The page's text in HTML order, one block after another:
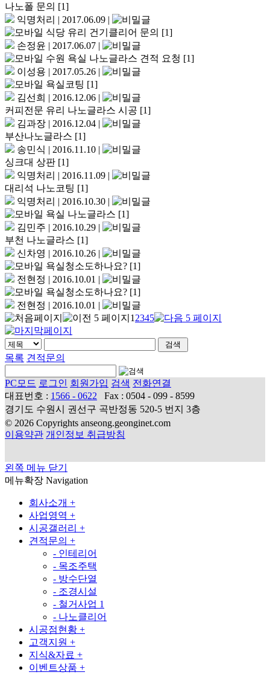
나노폴 문의 [1]
익명처리 | 2017.06.09 |
식당 유리 건기클리어 문의 [1]
손정윤 | 2017.06.07 |
수원 욕실 나노글라스 견적 요청 [1]
이성용 | 2017.05.26 |
욕실코팅 [1]
김선희 | 2016.12.06 |
커피전문 유리 나노글라스 시공 [1]
김과장 | 2016.12.04 |
부산나노글라스 [1]
송민식 | 2016.11.10 |
싱크대 상판 [1]
익명처리 | 2016.11.09 |
대리석 나노코팅 [1]
익명처리 | 2016.10.30 |
욕실 나노글라스 [1]
김민주 | 2016.10.29 |
부천 나노글라스 [1]
신차영 | 2016.10.26 |
욕실청소도하나요? [1]
전현정 | 2016.10.01 |
욕실청소도하나요? [1]
전현정 | 2016.10.01 |
1 2345
목록 견적문의
PC모드 로그인 회원가입 검색 전화연결
대표번호 : 1566 - 0622
Fax : 0504 - 099 - 8599
경기도 수원시 권선구 곡반정동 520-5 번지 3층
© 2026 Copyrights anseong.geonginet.com
이용약관 개인정보 취급방침
왼쪽 메뉴 닫기
메뉴확장 Navigation
회사소개 +
사업영역 +
시공갤러리 +
견적문의 +
- 인테리어
- 목조주택
- 방수단열
- 조경시설
- 철거사업 1
- 나노클리어
시공점현황 +
고객지원 +
지식&자료 +
이벤트상품 +